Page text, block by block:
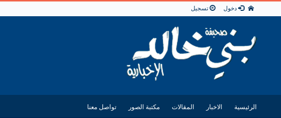
دخول تسجيل
الرئيسية الاخبار المقالات مكتبة الصور تواصل معنا